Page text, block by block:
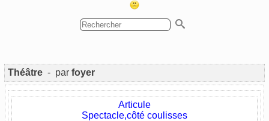
Théâtre - par foyer
Articule
Spectacle,côté coulisses